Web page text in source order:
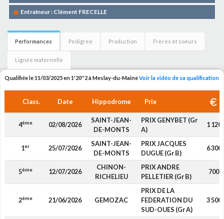
Entraîneur : Clément FRECELLE
Performances Pedigree Production Frères et soeurs
Lignée maternelle
Qualifiée le 11/03/2025 en 1'20''2 à Meslay-du-MaineVoir la vidéo de sa qualification
Class. Date Hippodrome Prix
4ème 02/08/2026
SAINT-JEAN-
DE-MONTS
PRIX GENYBET (Gr
A)
1 120
1er 25/07/2026
SAINT-JEAN-
DE-MONTS
PRIX JACQUES
DUGUE (Gr B)
6 300
5ème 12/07/2026
CHINON-
RICHELIEU
PRIX ANDRE
PELLETIER (Gr B)
700
2ème 21/06/2026 GEMOZAC
PRIX DE LA
FEDERATION DU
SUD-OUES (Gr A)
3 500